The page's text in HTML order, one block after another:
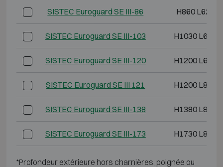
SISTEC Euroguard SE III-86 H860 L620
SISTEC Euroguard SE III-103 H1030 L620
SISTEC Euroguard SE III-120 H1200 L620
SISTEC Euroguard SE III 121 H1200 L825
SISTEC Euroguard SE III-138 H1380 L825
SISTEC Euroguard SE III-173 H1730 L825
*Profondeur extérieure hors charnières, poignée ou